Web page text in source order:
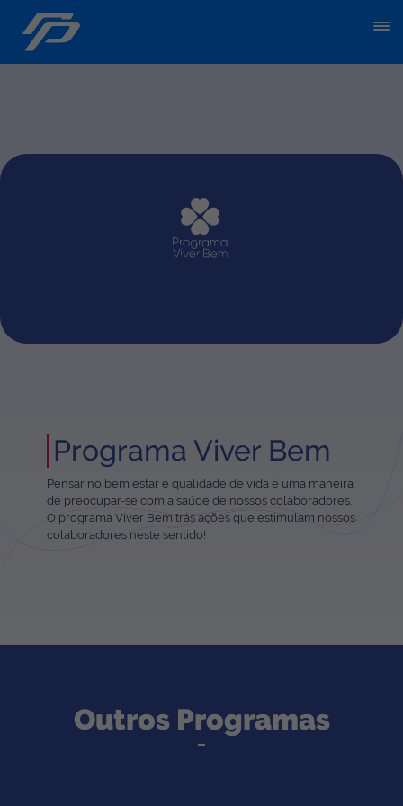
Programa Viver Bem
Pensar no bem estar e qualidade de vida é uma maneira
de preocupar-se com a saúde de nossos colaboradores.
O programa Viver Bem trás ações que estimulam nossos
colaboradores neste sentido!
Outros Programas